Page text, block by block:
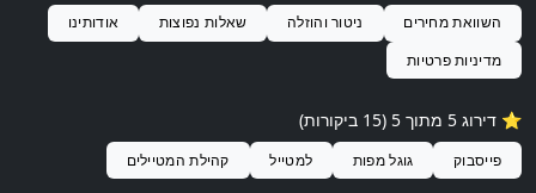
השוואת מחירים ניטור והוזלה שאלות נפוצות
אודותינו
מדיניות פרטיות
⭐️ דירוג 5 מתוך 5 (15 ביקורות)
פייסבוק גוגל מפות למטייל קהילת המטיילים